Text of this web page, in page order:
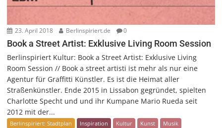
23. April 2018 Berlinspiriert.de 0
Book a Street Artist: Exklusive Living Room Session
Berlinspiriert Kultur: Book a Street Artist: Exklusive Living
Room Session // Book a street artisti ist mehr als nur eine
Agentur für Graffitti Künstler. Es ist die Heimat aller
Straßenkünstler. Ende 2015 in Lissabon gegründet, spielten
Charlotte Specht und und ihr Kumpane Mario Rueda seit
2012 mit der...
Berlinspiriert: Stadtplan Inspiration Kultur Kunst
Musik